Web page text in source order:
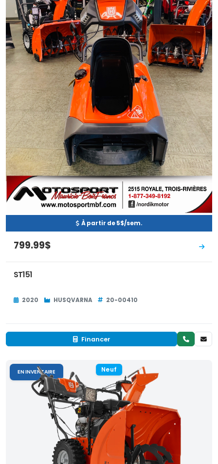
À partir de 5$/sem.
799.99$
ST151
2020 HUSQVARNA 20-00410
Financer
EN INVENTAIRE Neuf